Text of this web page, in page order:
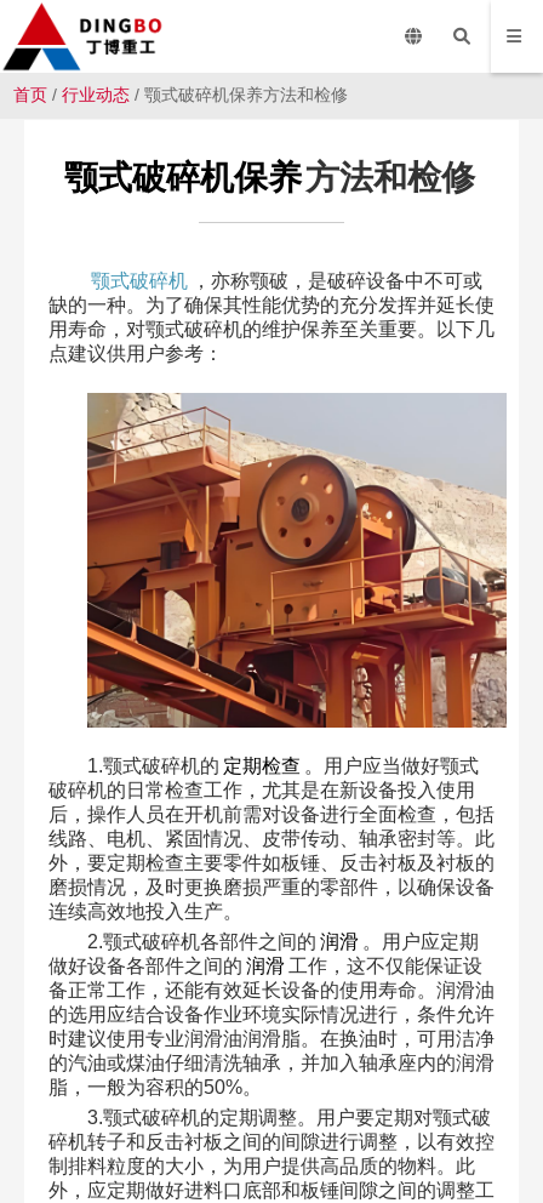
首页 /行业动态 / 颚式破碎机保养方法和检修
颚式破碎机保养方法和检修
颚式破碎机 ，亦称颚破，是破碎设备中不可或
缺的一种。为了确保其性能优势的充分发挥并延长使
用寿命，对颚式破碎机的维护保养至关重要。以下几
点建议供用户参考：
1.颚式破碎机的 定期检查 。用户应当做好颚式
破碎机的日常检查工作，尤其是在新设备投入使用
后，操作人员在开机前需对设备进行全面检查，包括
线路、电机、紧固情况、皮带传动、轴承密封等。此
外，要定期检查主要零件如板锤、反击衬板及衬板的
磨损情况，及时更换磨损严重的零部件，以确保设备
连续高效地投入生产。
2.颚式破碎机各部件之间的 润滑 。用户应定期
做好设备各部件之间的 润滑 工作，这不仅能保证设
备正常工作，还能有效延长设备的使用寿命。润滑油
的选用应结合设备作业环境实际情况进行，条件允许
时建议使用专业润滑油润滑脂。在换油时，可用洁净
的汽油或煤油仔细清洗轴承，并加入轴承座内的润滑
脂，一般为容积的50%。
3.颚式破碎机的定期调整。用户要定期对颚式破
碎机转子和反击衬板之间的间隙进行调整，以有效控
制排料粒度的大小，为用户提供高品质的物料。此
外，应定期做好进料口底部和板锤间隙之间的调整工